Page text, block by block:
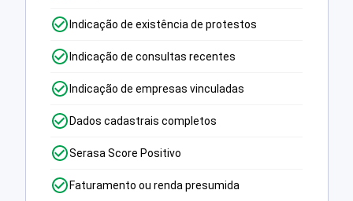
Indicação de existência de protestos
Indicação de consultas recentes
Indicação de empresas vinculadas
Dados cadastrais completos
Serasa Score Positivo
Faturamento ou renda presumida